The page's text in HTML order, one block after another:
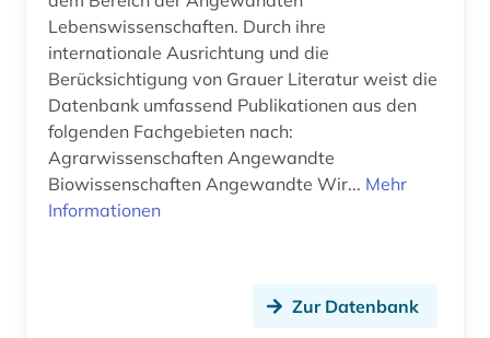
Lebenswissenschaften. Durch ihre
internationale Ausrichtung und die
Berücksichtigung von Grauer Literatur weist die
Datenbank umfassend Publikationen aus den
folgenden Fachgebieten nach:
Agrarwissenschaften Angewandte
Biowissenschaften Angewandte Wir... Mehr
Informationen
Zur Datenbank